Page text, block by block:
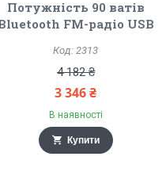
Потужність 90 ватів
FM-радіо USB
2313
4 182 ₴
3 346 ₴
В наявності
Купити